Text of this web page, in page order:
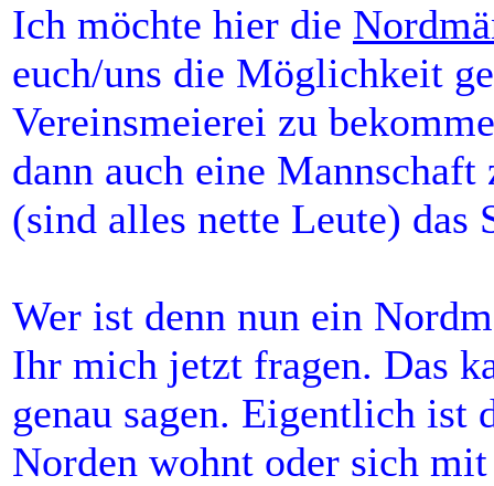
Ich möchte hier die
euch/uns die Möglichkeit
Vereinsmeierei zu
dann auch eine
(sind alles nette Leute) das
Wer ist denn nun ein
Ihr mich jetzt fragen. Das
genau sagen. Eigentlich ist
Norden wohnt oder sich